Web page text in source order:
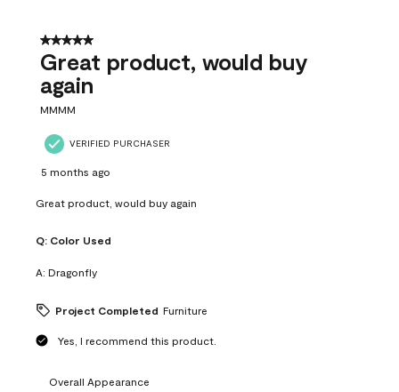
5 out of 5 stars.
Great product, would buy
again
MMMM
VERIFIED PURCHASER
5 months ago
Great product, would buy again
Q: Color Used
A: Dragonfly
Project Completed Furniture
Yes, I recommend this product.
Overall Appearance